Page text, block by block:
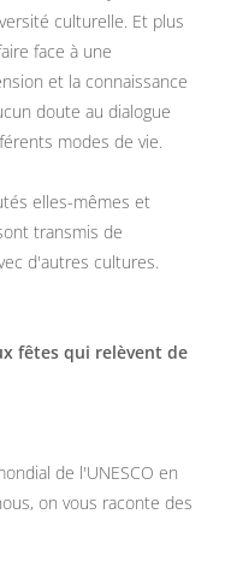
culturelle. Et plus
face à une
et la connaissance
doute au dialogue
modes de vie.
elles-mêmes et
transmis de
d'autres cultures.
fêtes qui relèvent de
de l'UNESCO en
on vous raconte des